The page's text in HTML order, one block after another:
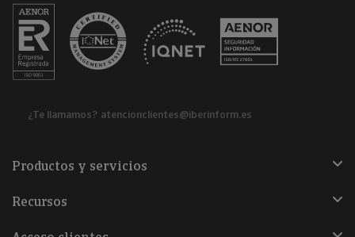
¿Te llamamos? atencionclientes@iberinform.es
Productos y servicios
Recursos